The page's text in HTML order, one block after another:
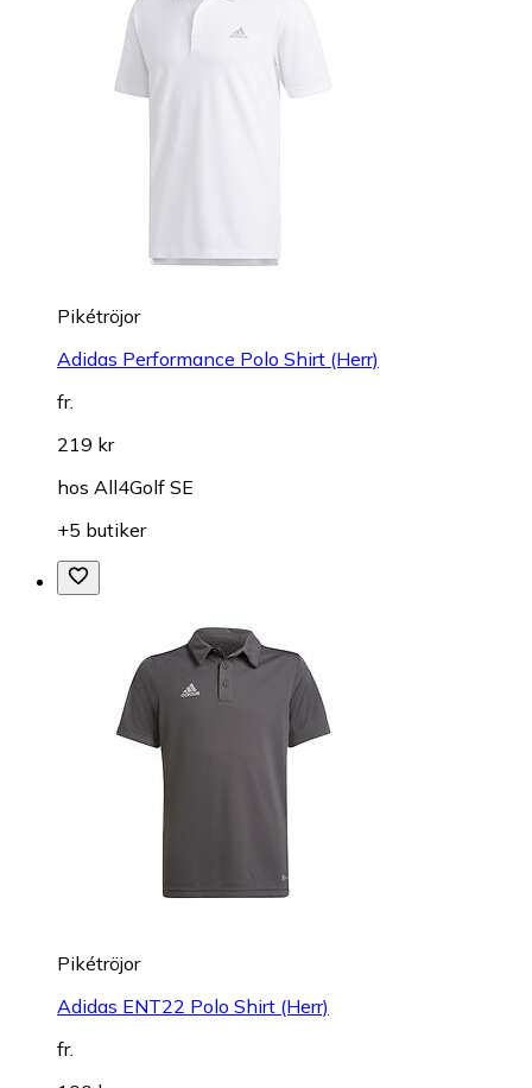
Pikétröjor
Adidas Performance Polo Shirt (Herr)
fr.
219 kr
hos All4Golf SE
+5 butiker
Pikétröjor
Adidas ENT22 Polo Shirt (Herr)
fr.